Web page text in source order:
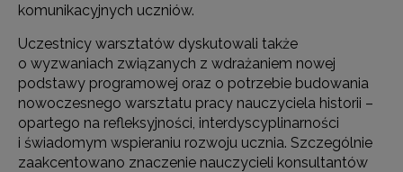
komunikacyjnych uczniów.
Uczestnicy warsztatów dyskutowali także
o wyzwaniach związanych z wdrażaniem nowej
podstawy programowej oraz o potrzebie budowania
nowoczesnego warsztatu pracy nauczyciela historii –
opartego na refleksyjności, interdyscyplinarności
i świadomym wspieraniu rozwoju ucznia. Szczególnie
zaakcentowano znaczenie nauczycieli konsultantów